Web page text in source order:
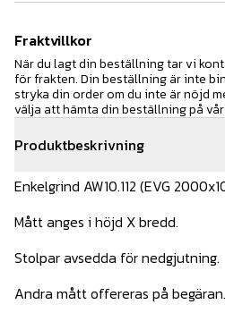
Produktbeskrivning
Enkelgrind AW10.112 (EVG
Mått anges i höjd X bredd.
Stolpar avsedda för nedgjutning.
Andra mått offereras på begäran.
Fraktvillkor
När du lagt din beställning tar vi
för frakten. Din beställning är inte
stryka din order om du inte är nöjd
välja att hämta din beställning på